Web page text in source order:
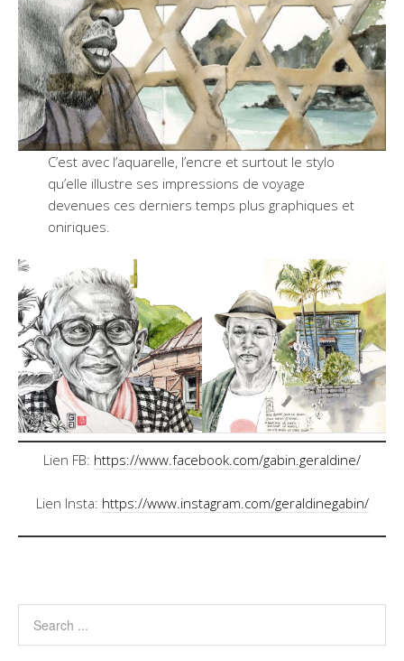
C’est avec l’aquarelle, l’encre et surtout le stylo
qu’elle illustre ses impressions de voyage
devenues ces derniers temps plus graphiques et
oniriques.
Lien FB: https://www.facebook.com/gabin.geraldine/
Lien Insta: https://www.instagram.com/geraldinegabin/